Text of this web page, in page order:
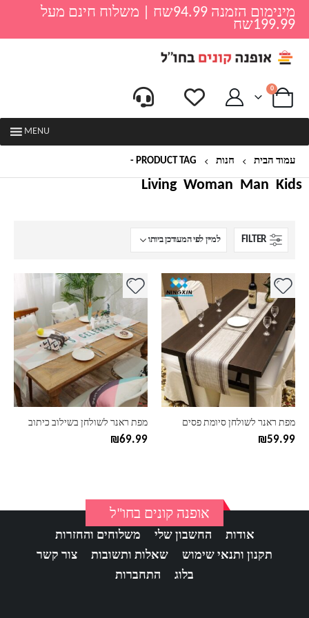
מינימום הזמנה 94.99שח | משלוח חינם מעל
199.99שח
0
MENU
עמוד הבית חנות PRODUCT TAG -
Kids
Man
Woman
Living
FILTER
מפת ראנר לשולחן סיומת פסים
₪59.99
למוצר
יש
מספר
סוגים.
ניתן
לבחור
את
האפשרויות
מפת ראנר לשולחן בשילוב כיתוב
₪69.99
למוצר
יש
מספר
סוגים.
ניתן
לבחור
את
האפשרויות
המוצר
אופנה קונים בחו"ל
אודות החשבון שלי
משלוחים והחזרות
תקנון ותנאי שימוש
שאלות ותשובות
צור קשר
בלוג
התחברות